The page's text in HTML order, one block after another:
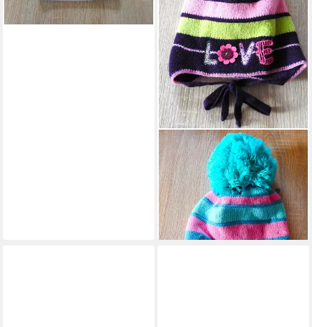
WEGENER
Mütze & Schal Love
14,95 €
(1,00 €/ 1 Stk)
lieferbar - in 4-5 Werktagen bei dir